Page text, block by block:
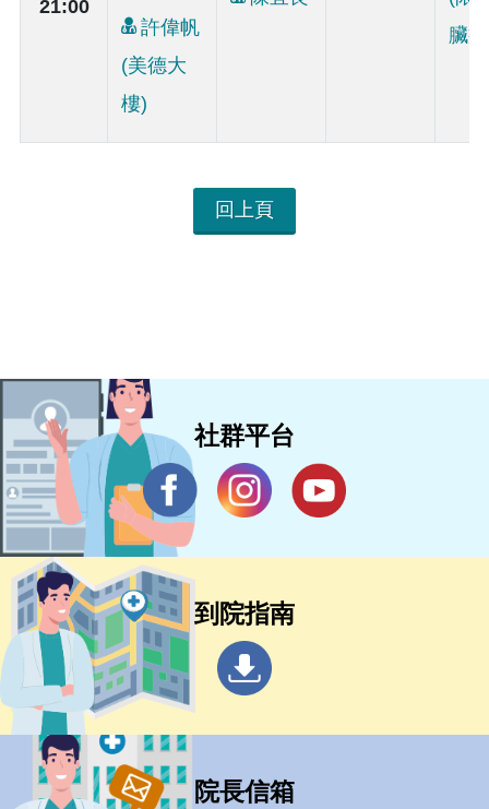
21:00
許偉帆
(美德大
樓)
臟
回上頁
社群平台
到院指南
院長信箱